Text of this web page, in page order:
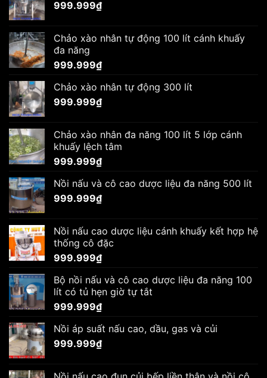
999.999₫
Chảo xào nhân tự động 100 lít cánh khuấy
đa năng
999.999₫
Chảo xào nhân tự động 300 lít
999.999₫
Chảo xào nhân đa năng 100 lít 5 lớp cánh
khuấy lệch tâm
999.999₫
Nồi nấu và cô cao dược liệu đa năng 500 lít
999.999₫
Nồi nấu cao dược liệu cánh khuấy kết hợp hệ
thống cô đặc
999.999₫
Bộ nồi nấu và cô cao dược liệu đa năng 100
lít có tủ hẹn giờ tự tắt
999.999₫
Nồi áp suất nấu cao, dầu, gas và củi
999.999₫